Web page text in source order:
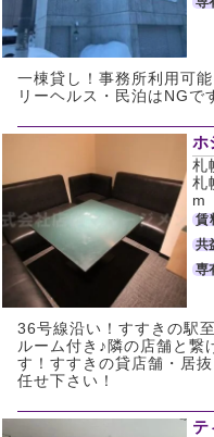
一棟貸し！事務所利用可
リーヘルス・民泊はNGで
ホ
札
札
m
賃
共
専
36号線沿い！すすきの駅
ルーム付き♪隣の店舗と繋
す！すすきの貸店舗・居
任せ下さい！
テ